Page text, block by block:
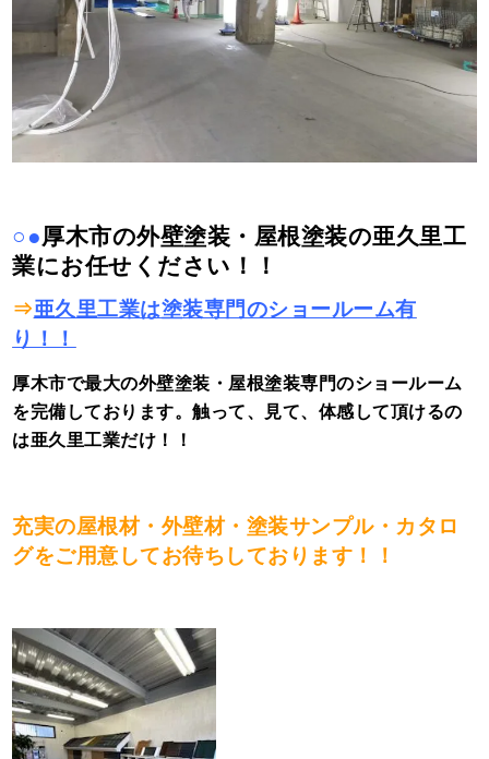
○●厚木市の外壁塗装・屋根塗装の亜久里工
業にお任せください！！
⇒亜久里工業は塗装専門のショールーム有
り！！
厚木市で最大の外壁塗装・屋根塗装専門のショールーム
を完備しております。触って、見て、体感して頂けるの
は亜久里工業だけ！！
充実の屋根材・外壁材・塗装サンプル・カタロ
グをご用意してお待ちしております！！